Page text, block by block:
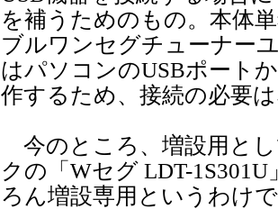
を補うためのもの。本体
ブルワンセグチューナー
はパソコンのUSBポート
作するため、接続の必要
今のところ、増設用と
クの「Wセグ LDT-
ろん増設専用というわけ